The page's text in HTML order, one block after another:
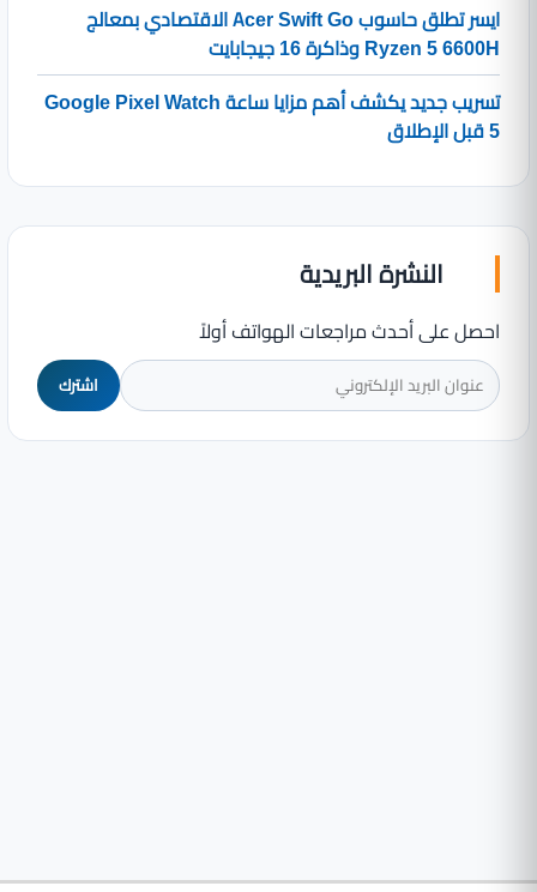
ايسر تطلق حاسوب Acer Swift Go الاقتصادي بمعالج
Ryzen 5 6600H وذاكرة 16 جيجابايت
تسريب جديد يكشف أهم مزايا ساعة Google Pixel Watch
5 قبل الإطلاق
النشرة البريدية
احصل على أحدث مراجعات الهواتف أولاً
اشترك